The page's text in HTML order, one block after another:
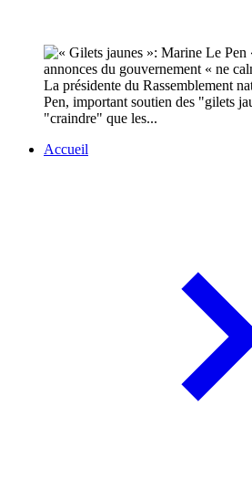
La présidente du Rassemblement
Pen, important soutien des "gilets
"craindre" que les...
Accueil